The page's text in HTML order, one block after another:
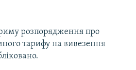
розпорядження про
тарифу на вивезення